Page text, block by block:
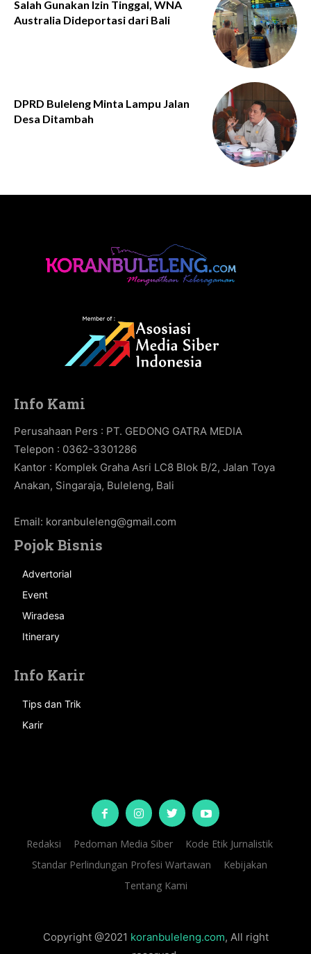
Salah Gunakan Izin Tinggal, WNA
Australia Dideportasi dari Bali
DPRD Buleleng Minta Lampu Jalan
Desa Ditambah
Info Kami
Perusahaan Pers : PT. GEDONG GATRA MEDIA
Telepon : 0362-3301286
Kantor : Komplek Graha Asri LC8 Blok B/2, Jalan Toya
Anakan, Singaraja, Buleleng, Bali
Email: koranbuleleng@gmail.com
Pojok Bisnis
Advertorial
Event
Wiradesa
Itinerary
Info Karir
Tips dan Trik
Karir
Redaksi Pedoman Media Siber
Kode Etik Jurnalistik
Standar Perlindungan Profesi Wartawan
Kebijakan
Tentang Kami
Copyright @2021 koranbuleleng.com, All right